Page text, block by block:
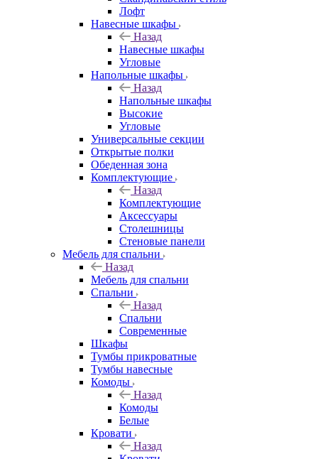
Лофт
Навесные шкафы
Назад
Навесные шкафы
Угловые
Напольные шкафы
Назад
Напольные шкафы
Высокие
Угловые
Универсальные секции
Открытые полки
Обеденная зона
Комплектующие
Назад
Комплектующие
Аксессуары
Столешницы
Стеновые панели
Мебель для спальни
Назад
Мебель для спальни
Спальни
Назад
Спальни
Современные
Шкафы
Тумбы прикроватные
Тумбы навесные
Комоды
Назад
Комоды
Белые
Кровати
Назад